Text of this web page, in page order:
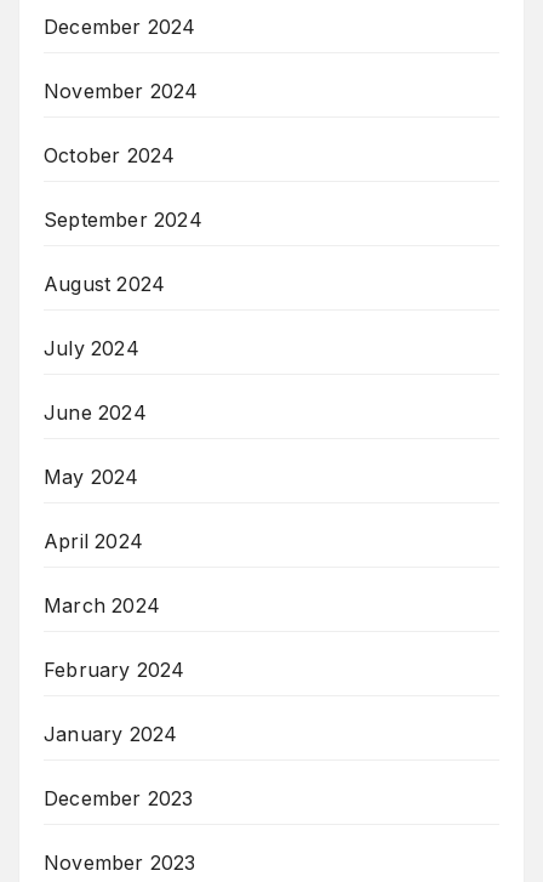
December 2024
November 2024
October 2024
September 2024
August 2024
July 2024
June 2024
May 2024
April 2024
March 2024
February 2024
January 2024
December 2023
November 2023